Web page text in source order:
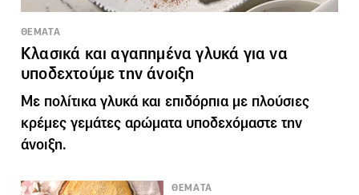
ΘΕΜΑΤΑ
Κλασικά και αγαπημένα γλυκά για να
υποδεχτούμε την άνοιξη
Με πολίτικα γλυκά και επιδόρπια με πλούσιες
κρέμες γεμάτες αρώματα υποδεχόμαστε την
άνοιξη.
ΘΕΜΑΤΑ